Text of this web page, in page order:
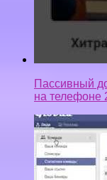
Пассивный
на телефоне